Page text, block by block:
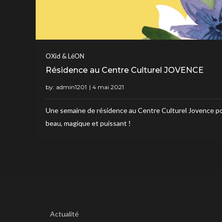
OXid & LéON
Résidence au Centre Culturel JOVENCE
by: admin1201
Une semaine de résidence au Centre Culturel Jovence
beau, magique et puissant !
Actualité